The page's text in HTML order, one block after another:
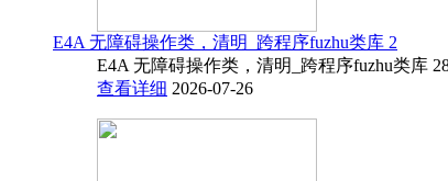
E4A 无障碍操作类，清明_跨程序fuzhu类库 2
E4A 无障碍操作类，清明_跨程序fuzhu类库
查看详细 2026-07-26